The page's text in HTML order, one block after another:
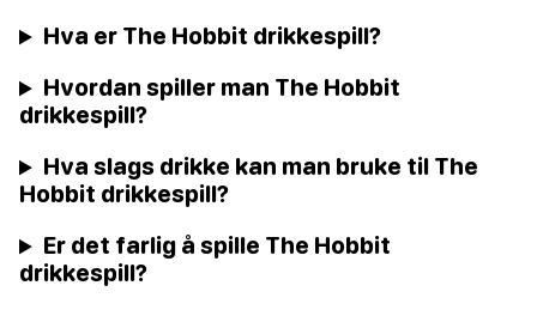
Hva er The Hobbit drikkespill?
Hvordan spiller man The Hobbit
drikkespill?
Hva slags drikke kan man bruke til The
Hobbit drikkespill?
Er det farlig å spille The Hobbit
drikkespill?